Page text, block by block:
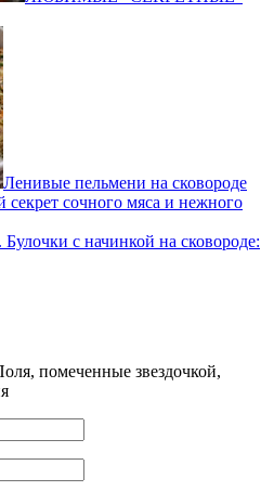
Ленивые пельмени на сковороде
секрет сочного мяса и нежного
Булочки с начинкой на сковороде:
помеченные звездочкой,